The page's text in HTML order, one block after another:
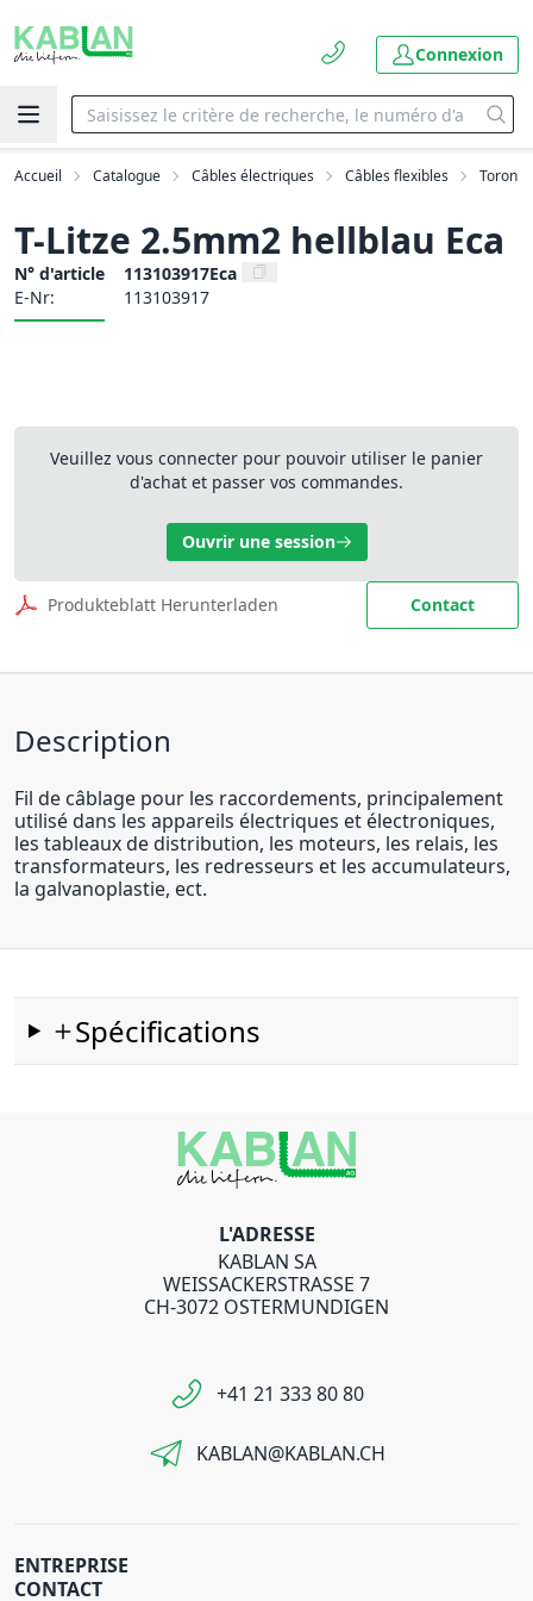
Connexion
Accueil Catalogue Câbles électriques Câbles flexibles Toron
T-Litze 2.5mm2 hellblau Eca
N° d'article
113103917Eca
E-Nr:
113103917
Veuillez vous connecter pour pouvoir utiliser le panier
d'achat et passer vos commandes.
Ouvrir une session
Produkteblatt Herunterladen Contact
Description
Fil de câblage pour les raccordements, principalement
utilisé dans les appareils électriques et électroniques,
les tableaux de distribution, les moteurs, les relais, les
transformateurs, les redresseurs et les accumulateurs,
la galvanoplastie, ect.
Spécifications
L'ADRESSE
KABLAN SA
WEISSACKERSTRASSE 7
CH-3072 OSTERMUNDIGEN
+41 21 333 80 80
KABLAN@KABLAN.CH
ENTREPRISE
CONTACT